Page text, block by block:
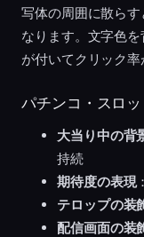
写体の周囲に散ら
なります。文字色
が付いてクリック率
パチンコ・スロ
大当り中の背
持続
期待度の表現
テロップの装
配信画面の装